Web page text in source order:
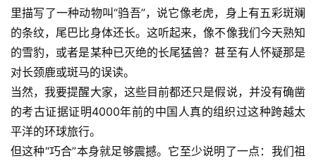
里描写了一种动物叫“驺吾”，说它像老虎，身上有五彩斑斓
的条纹，尾巴比身体还长。这听起来，像不像我们今天熟知
的雪豹，或者是某种已灭绝的长尾猛兽？甚至有人怀疑那是
对长颈鹿或斑马的误读。
当然，我要提醒大家，这些目前都还只是假说，并没有确凿
的考古证据证明4000年前的中国人真的组织过这种跨越太
平洋的环球旅行。
但这种“巧合”本身就足够震撼。它至少说明了一点：我们祖